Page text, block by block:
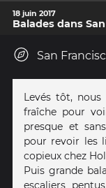
18 juin 2017
Balades dans
San
Levés tôt,
fraîche pour
presque et
pour revoir les
copieux chez
Puis grande
escaliers